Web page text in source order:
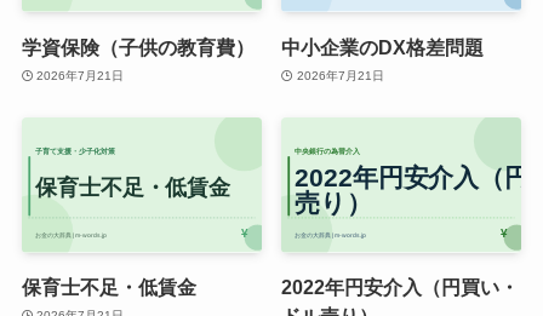
学資保険（子供の教育費）
2026年7月21日
中小企業のDX格差問題
2026年7月21日
保育士不足・低賃金
2022年円安介入（円買い・